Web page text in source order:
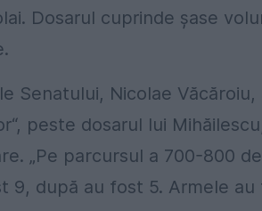
Dosarul cuprinde şase
Senatului, Nicolae
peste dosarul lui
„Pe parcursul a 700-800
9, după au fost 5. Armele